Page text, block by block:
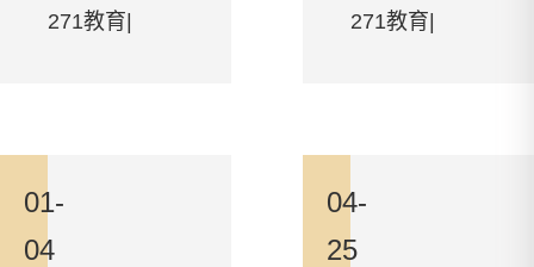
271教育| 271教育|
01-
04
04-
25